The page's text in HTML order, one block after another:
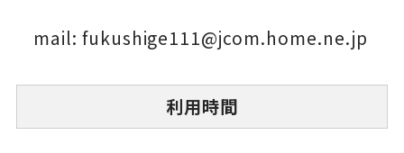
mail: fukushige111@jcom.home.ne.jp
利用時間